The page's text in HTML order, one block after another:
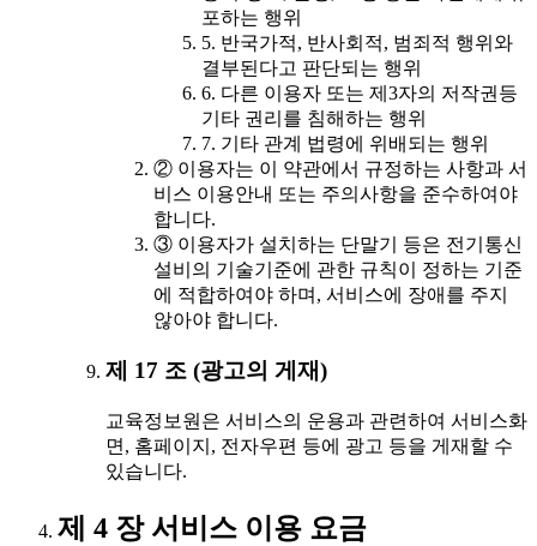
포하는 행위
5. 반국가적, 반사회적, 범죄적 행위와
결부된다고 판단되는 행위
6. 다른 이용자 또는 제3자의 저작권등
기타 권리를 침해하는 행위
7. 기타 관계 법령에 위배되는 행위
② 이용자는 이 약관에서 규정하는 사항과 서
비스 이용안내 또는 주의사항을 준수하여야
합니다.
③ 이용자가 설치하는 단말기 등은 전기통신
설비의 기술기준에 관한 규칙이 정하는 기준
에 적합하여야 하며, 서비스에 장애를 주지
않아야 합니다.
제 17 조 (광고의 게재)
교육정보원은 서비스의 운용과 관련하여 서비스화
면, 홈페이지, 전자우편 등에 광고 등을 게재할 수
있습니다.
제 4 장 서비스 이용 요금